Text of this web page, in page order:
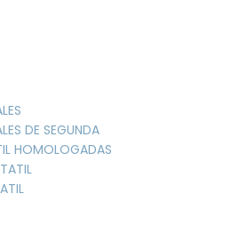
DE SEGUNDA
HOMOLOGADAS